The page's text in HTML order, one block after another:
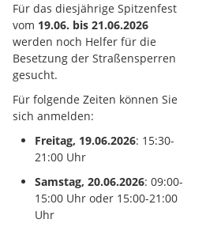
Für das diesjährige Spitzenfest
vom 19.06. bis 21.06.2026
werden noch Helfer für die
Besetzung der Straßensperren
gesucht.
Für folgende Zeiten können Sie
sich anmelden:
Freitag, 19.06.2026: 15:30-
21:00 Uhr
Samstag, 20.06.2026: 09:00-
15:00 Uhr oder 15:00-21:00
Uhr